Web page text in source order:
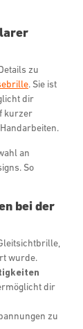
zu
. Sie ist
dir
kurzer
an
So
bei der
wurde.
dir
zu